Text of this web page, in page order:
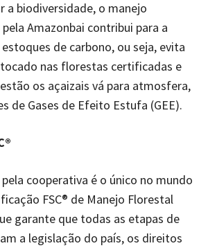
a biodiversidade, o manejo
Amazonbai contribui para a
de carbono, ou seja, evita
nas florestas certificadas e
os açaizais vá para atmosfera,
de Gases de Efeito Estufa (GEE).
cooperativa é o único no mundo
FSC® de Manejo Florestal
garante que todas as etapas de
a legislação do país, os direitos